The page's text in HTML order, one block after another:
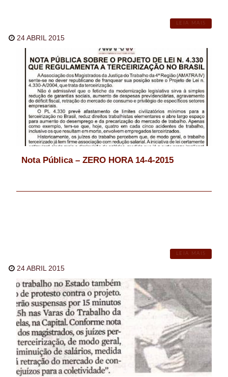
LEIA MAIS
24 ABRIL 2015
Nota Pública – ZERO HORA 14-4-2015
LEIA MAIS
24 ABRIL 2015